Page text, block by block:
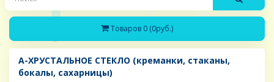
Товаров 0 (0руб.)
A-ХРУСТАЛЬНОЕ СТЕКЛО (креманки, стаканы,
бокалы, сахарницы)